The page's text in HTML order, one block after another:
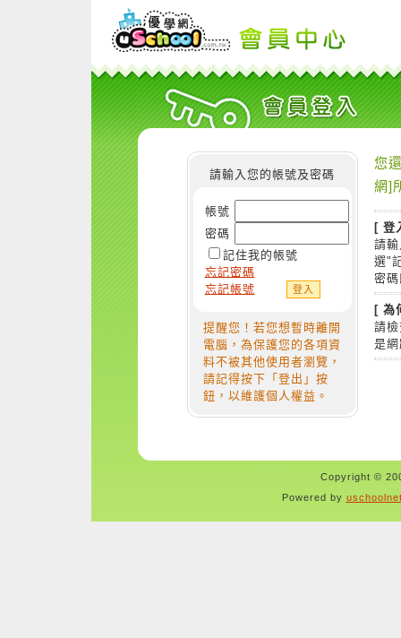
請輸入您的帳號及密碼
帳號
密碼
記住我的帳號
忘記密碼
忘記帳號
提醒您！若您想暫時離開
電腦，為保護您的各項資
料不被其他使用者瀏覽，
請記得按下「登出」按
鈕，以維護個人權益。
您
網]
[ 登
請
選"
密
[ 為
請
是
Copyright ©
Powered by